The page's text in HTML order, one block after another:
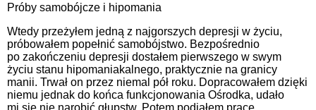
Próby samobójcze i hipomania
Wtedy przeżyłem jedną z najgorszych depresji w życiu,
próbowałem popełnić samobójstwo. Bezpośrednio
po zakończeniu depresji dostałem pierwszego w swym
życiu stanu hipomaniakalnego, praktycznie na granicy
manii. Trwał on przez niemal pół roku. Dopracowałem dzięki
niemu jednak do końca funkcjonowania Ośrodka, udało
mi się nie narobić głupstw. Potem podjąłem pracę